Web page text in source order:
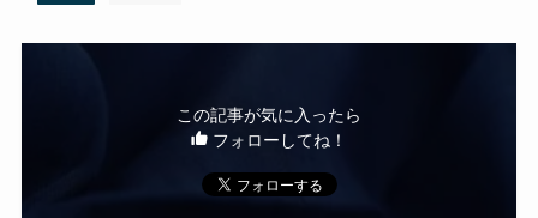
この記事が気に入ったら
フォローしてね！